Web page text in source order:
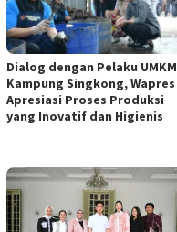
Dialog dengan Pelaku UMKM
Kampung Singkong, Wapres
Apresiasi Proses Produksi
yang Inovatif dan Higienis